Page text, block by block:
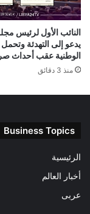
النائب الأول لرئيس
يدعو إلى التهدئة
الوطنية عقب أحداث
منذ 3 دقائق
Business Topics
الرئيسية
أخبار العالم
عربى